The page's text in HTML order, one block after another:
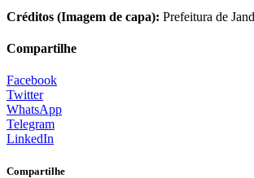
Créditos (Imagem de capa): Prefeitura de
Compartilhe
Facebook
Twitter
WhatsApp
Telegram
LinkedIn
Compartilhe